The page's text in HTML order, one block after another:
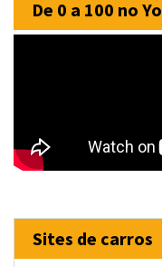
De 0 a 100 no
Sites de carros